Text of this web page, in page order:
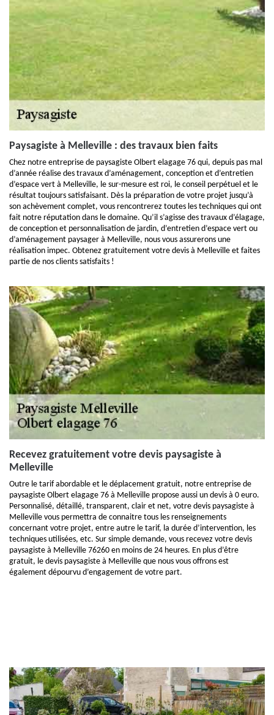
Paysagiste à Melleville : des travaux bien faits
Chez notre entreprise de paysagiste Olbert elagage 76 qui, depuis pas mal
d’année réalise des travaux d’aménagement, conception et d’entretien
d’espace vert à Melleville, le sur-mesure est roi, le conseil perpétuel et le
résultat toujours satisfaisant. Dès la préparation de votre projet jusqu’à
son achèvement complet, vous rencontrerez toutes les techniques qui ont
fait notre réputation dans le domaine. Qu’il s’agisse des travaux d’élagage,
de conception et personnalisation de jardin, d’entretien d’espace vert ou
d’aménagement paysager à Melleville, nous vous assurerons une
réalisation impec. Obtenez gratuitement votre devis à Melleville et faites
partie de nos clients satisfaits !
Recevez gratuitement votre devis paysagiste à
Melleville
Outre le tarif abordable et le déplacement gratuit, notre entreprise de
paysagiste Olbert elagage 76 à Melleville propose aussi un devis à 0 euro.
Personnalisé, détaillé, transparent, clair et net, votre devis paysagiste à
Melleville vous permettra de connaitre tous les renseignements
concernant votre projet, entre autre le tarif, la durée d’intervention, les
techniques utilisées, etc. Sur simple demande, vous recevez votre devis
paysagiste à Melleville 76260 en moins de 24 heures. En plus d’être
gratuit, le devis paysagiste à Melleville que nous vous offrons est
également dépourvu d’engagement de votre part.